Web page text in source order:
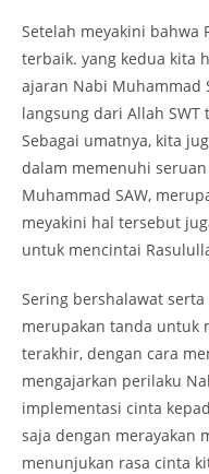
Setelah meyakini bahwa
terbaik. yang kedua kita
ajaran Nabi Muhammad
langsung dari Allah
Sebagai umatnya, kita
dalam memenuhi
Muhammad SAW,
meyakini hal tersebut
untuk mencintai
Sering bershalawat
merupakan tanda untuk
terakhir, dengan cara
mengajarkan perilaku
implementasi cinta
saja dengan merayakan
menunjukan rasa cinta